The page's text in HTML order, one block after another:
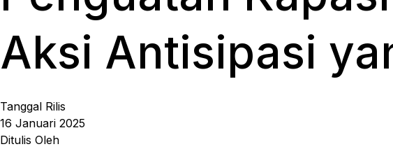
Aksi Antisipasi
Tanggal Rilis
16 Januari 2025
Ditulis Oleh